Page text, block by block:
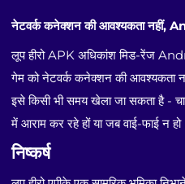
नेटवर्क कनेक्शन की आवश्यकता नहीं,
लूप हीरो APK अधिकांश मिड-रेंज
गेम को नेटवर्क कनेक्शन की आवश्यकता
इसे किसी भी समय खेला जा सकता है -
में आराम कर रहे हों या जब वाई-फाई न
निष्कर्ष